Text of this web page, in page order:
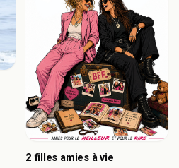
2 filles amies à vie